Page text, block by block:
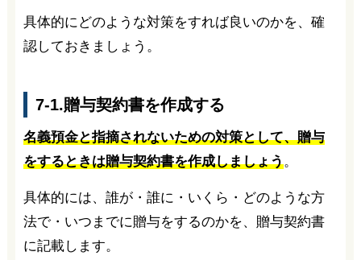
具体的にどのような対策をすれば良いのかを、確
認しておきましょう。
7-1.贈与契約書を作成する
名義預金と指摘されないための対策として、贈与
をするときは贈与契約書を作成しましょう。
具体的には、誰が・誰に・いくら・どのような方
法で・いつまでに贈与をするのかを、贈与契約書
に記載します。